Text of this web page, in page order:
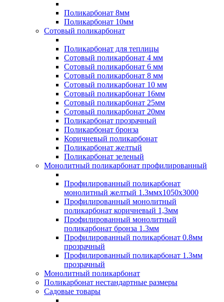
Поликарбонат 8мм
Поликарбонат 10мм
Сотовый поликарбонат
Поликарбонат для теплицы
Сотовый поликарбонат 4 мм
Сотовый поликарбонат 6 мм
Сотовый поликарбонат 8 мм
Сотовый поликарбонат 10 мм
Сотовый поликарбонат 16мм
Сотовый поликарбонат 25мм
Сотовый поликарбонат 20мм
Поликарбонат прозрачный
Поликарбонат бронза
Коричневый поликарбонат
Поликарбонат желтый
Поликарбонат зеленый
Монолитный поликарбонат профилированный
Профилированный поликарбонат
монолитный желтый 1.3ммх1050х3000
Профилированный монолитный
поликарбонат коричневый 1,3мм
Профилированный монолитный
поликарбонат бронза 1.3мм
Профилированный поликарбонат 0.8мм
прозрачный
Профилированный поликарбонат 1.3мм
прозрачный
Монолитный поликарбонат
Поликарбонат нестандартные размеры
Садовые товары